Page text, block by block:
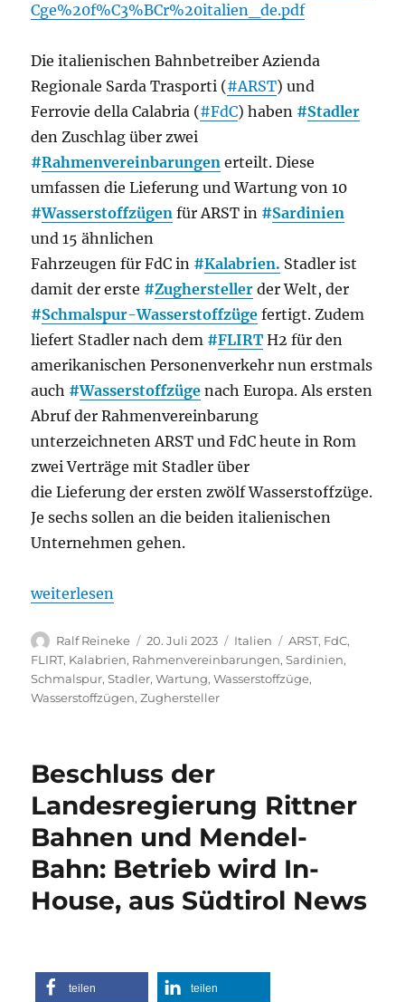
Cge%20f%C3%BCr%20italien_de.pdf
Die italienischen Bahnbetreiber Azienda
Regionale Sarda Trasporti (#ARST) und
Ferrovie della Calabria (#FdC) haben #Stadler
den Zuschlag über zwei
#Rahmenvereinbarungen erteilt. Diese
umfassen die Lieferung und Wartung von 10
#Wasserstoffzügen für ARST in #Sardinien
und 15 ähnlichen
Fahrzeugen für FdC in #Kalabrien. Stadler ist
damit der erste #Zughersteller der Welt, der
#Schmalspur-Wasserstoffzüge fertigt. Zudem
liefert Stadler nach dem #FLIRT H2 für den
amerikanischen Personenverkehr nun erstmals
auch #Wasserstoffzüge nach Europa. Als ersten
Abruf der Rahmenvereinbarung
unterzeichneten ARST und FdC heute in Rom
zwei Verträge mit Stadler über
die Lieferung der ersten zwölf Wasserstoffzüge.
Je sechs sollen an die beiden italienischen
Unternehmen gehen.
„Stadler liefert die ersten Schmalspur-
weiterlesen
Autor
Ralf Reineke
Veröffentlicht
am
20. Juli 2023 Kategorien
Italien Schlagwörter
ARST, FdC,
FLIRT, Kalabrien, Rahmenvereinbarungen,Sardinien,
Schmalspur,Stadler,Wartung,Wasserstoffzüge,
Wasserstoffzügen,Zughersteller
Beschluss der
Landesregierung Rittner
Bahnen und Mendel-
Bahn: Betrieb wird In-
House, aus Südtirol News
teilen teilen